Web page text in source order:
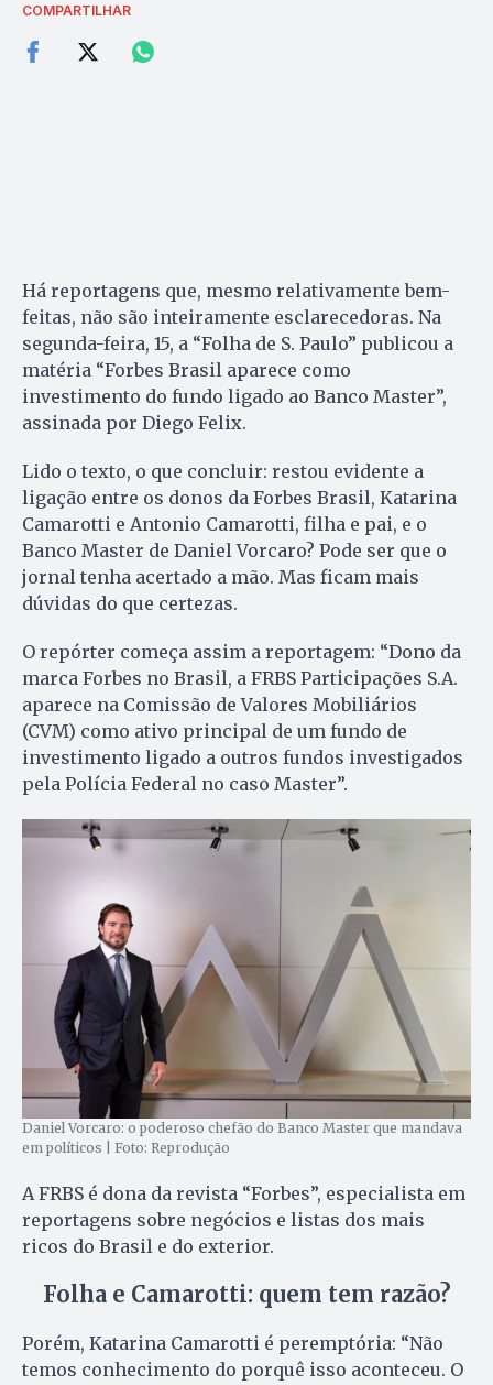
COMPARTILHAR
Há reportagens que, mesmo relativamente bem-
feitas, não são inteiramente esclarecedoras. Na
segunda-feira, 15, a “Folha de S. Paulo” publicou a
matéria “Forbes Brasil aparece como
investimento do fundo ligado ao Banco Master”,
assinada por Diego Felix.
Lido o texto, o que concluir: restou evidente a
ligação entre os donos da Forbes Brasil, Katarina
Camarotti e Antonio Camarotti, filha e pai, e o
Banco Master de Daniel Vorcaro? Pode ser que o
jornal tenha acertado a mão. Mas ficam mais
dúvidas do que certezas.
O repórter começa assim a reportagem: “Dono da
marca Forbes no Brasil, a FRBS Participações S.A.
aparece na Comissão de Valores Mobiliários
(CVM) como ativo principal de um fundo de
investimento ligado a outros fundos investigados
pela Polícia Federal no caso Master”.
Daniel Vorcaro: o poderoso chefão do Banco Master que mandava
em políticos | Foto: Reprodução
A FRBS é dona da revista “Forbes”, especialista em
reportagens sobre negócios e listas dos mais
ricos do Brasil e do exterior.
Folha e Camarotti: quem tem razão?
Porém, Katarina Camarotti é peremptória: “Não
temos conhecimento do porquê isso aconteceu. O